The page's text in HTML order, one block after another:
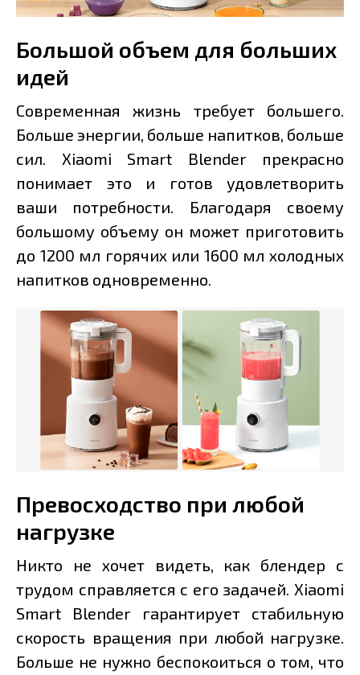
Большой объем для больших
идей
Современная жизнь требует большего.
Больше энергии, больше напитков, больше
сил. Xiaomi Smart Blender прекрасно
понимает это и готов удовлетворить
ваши потребности. Благодаря своему
большому объему он может приготовить
до 1200 мл горячих или 1600 мл холодных
напитков одновременно.
Превосходство при любой
нагрузке
Никто не хочет видеть, как блендер с
трудом справляется с его задачей. Xiaomi
Smart Blender гарантирует стабильную
скорость вращения при любой нагрузке.
Больше не нужно беспокоиться о том, что